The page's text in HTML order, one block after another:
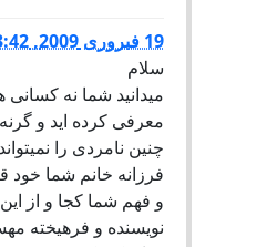
19 فبروری 2009, 03:42
سلام
میدانید شما نه کسانی
معرفی کرده اید و
چنین نامردی را
فرزانه خانم شما
و فهم شما کجا و از
نویسنده و فرهیخته